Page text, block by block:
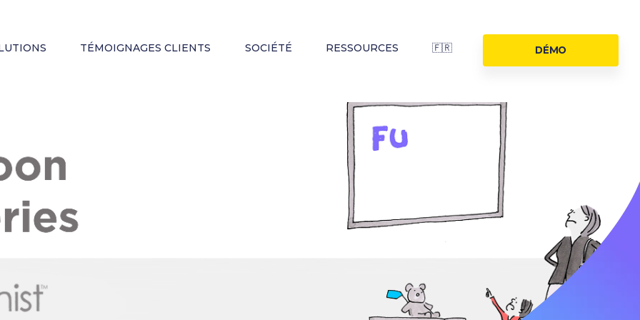
TÉMOIGNAGES CLIENTS SOCIÉTÉ RESSOURCES 🇫🇷 DÉMO